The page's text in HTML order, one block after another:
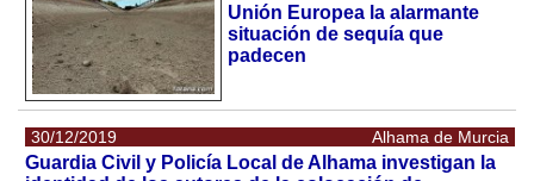
Unión Europea la alarmante
situación de sequía que
padecen
30/12/2019 Alhama de Murcia
Guardia Civil y Policía Local de Alhama investigan la